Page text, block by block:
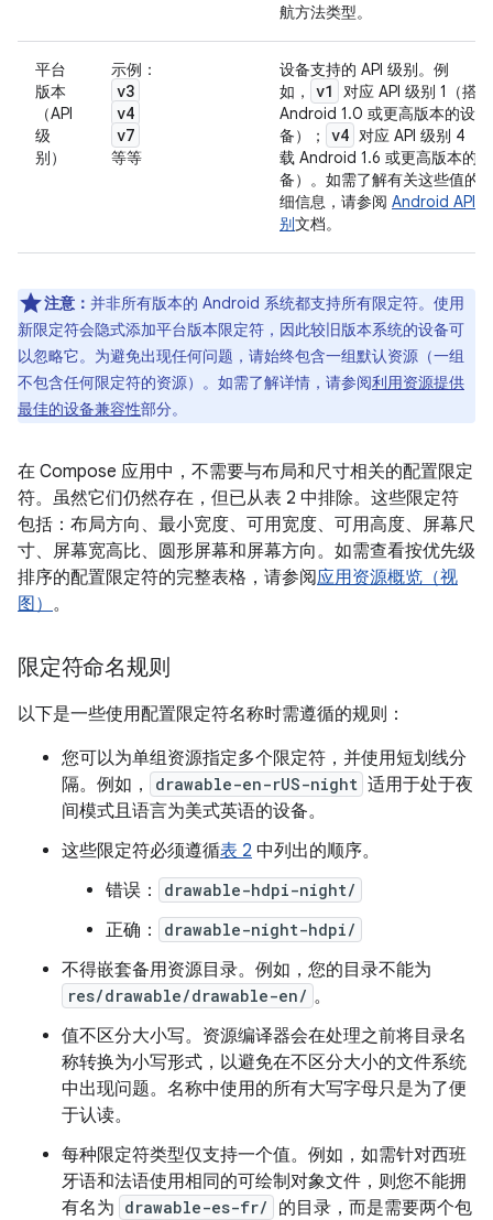
航方法类型。
平台
版本
（API
级
别）
示例：
v3
v4
v7
等等
设备支持的 API 级别。例
如，
v1
对应 API 级别 1（搭载
Android 1.0 或更高版本的设
备）；
v4 对应 API 级别 4（
载 Android 1.6 或更高版本的设
备）。如需了解有关这些值的
细信息，请参阅 Android API
别文档。
注意： 并非所有版本的 Android 系统都支持所有限定符。使用
新限定符会隐式添加平台版本限定符，因此较旧版本系统的设备可
以忽略它。为避免出现任何问题，请始终包含一组默认资源（一组
不包含任何限定符的资源）。 如需了解详情，请参阅利用资源提供
最佳的设备兼容性部分。
在 Compose 应用中，不需要与布局和尺寸相关的配置限定
符。虽然它们仍然存在，但已从表 2 中排除。这些限定符
包括：布局方向、最小宽度、可用宽度、可用高度、屏幕尺
寸、屏幕宽高比、圆形屏幕和屏幕方向。如需查看按优先级
排序的配置限定符的完整表格，请参阅应用资源概览（视
图） 。
限定符命名规则
以下是一些使用配置限定符名称时需遵循的规则：
您可以为单组资源指定多个限定符，并使用短划线分
隔。例如，
drawable-en-rUS-night 适用于处于夜
间模式且语言为美式英语的设备。
这些限定符必须遵循表 2 中列出的顺序。
错误：
drawable-hdpi-night/
正确： drawable-night-hdpi/
不得嵌套备用资源目录。例如，您的目录不能为
res/drawable/drawable-en/ 。
值不区分大小写。资源编译器会在处理之前将目录名
称转换为小写形式，以避免在不区分大小的文件系统
中出现问题。名称中使用的所有大写字母只是为了便
于认读。
每种限定符类型仅支持一个值。例如，如需针对西班
牙语和法语使用相同的可绘制对象文件，则您不能拥
有名为 drawable-es-fr/ 的目录， 而是需要两个包